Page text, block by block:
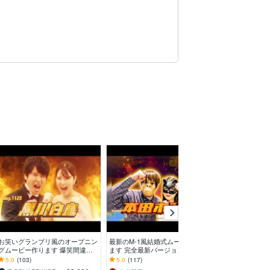
笑いグランプリ風のオープニン
ムービー作ります 爆笑間違い
し！満枠でも受付可能ですので
メッセージください！
5.0 (103)
最新のM-1風結婚式ムービー作り
ます 完全最新バージョン導入し
ました！
5.0 (117)